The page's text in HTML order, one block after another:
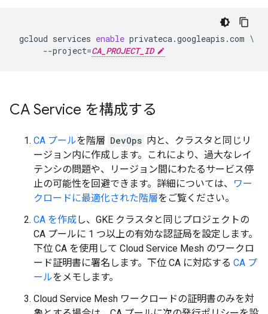
gcloud services enable privateca.googleapis.com \
--project=CA_PROJECT_ID
CA Service を構成する
CA プールを階層 DevOps 内と、クラスタと同じリ
ージョン内に作成します。これにより、過大なレイ
テンシの問題や、リージョン間にわたるサービス停
止の可能性を回避できます。詳細については、
ワー
クロードに最適化された階層をご覧ください。
CA を作成し、GKE クラスタと同じプロジェクトの
CA プールに 1 つ以上の有効な認証局を設定します。
下位 CA を使用して Cloud Service Mesh のワークロ
ード証明書に署名します。下位 CA に対応する CA プ
ールをメモします。
Cloud Service Mesh ワークロードの証明書のみを対